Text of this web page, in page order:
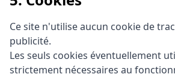
Ce site n'utilise aucun cookie de
publicité.
Les seuls cookies éventuellement
strictement nécessaires au